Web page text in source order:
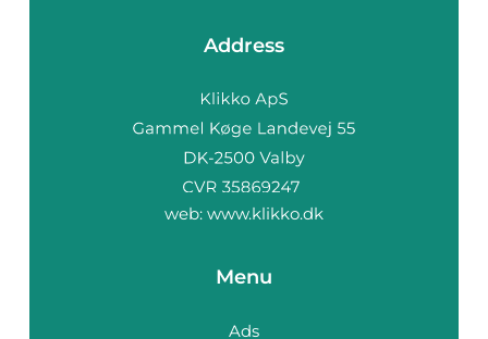
Address
web: www.klikko.dk
Menu
Ads